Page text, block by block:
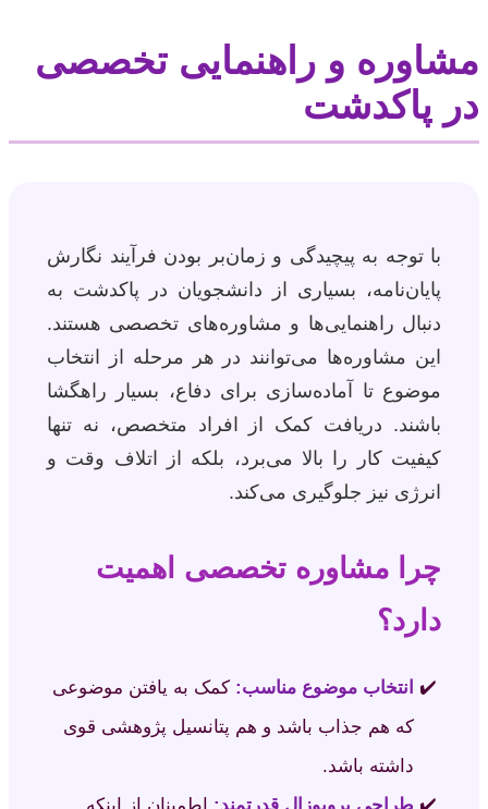
مشاوره و راهنمایی تخصصی
در پاکدشت
با توجه به پیچیدگی و زمان‌بر بودن فرآیند نگارش
پایان‌نامه، بسیاری از دانشجویان در پاکدشت به
دنبال راهنمایی‌ها و مشاوره‌های تخصصی هستند.
این مشاوره‌ها می‌توانند در هر مرحله از انتخاب
موضوع تا آماده‌سازی برای دفاع، بسیار راهگشا
باشند. دریافت کمک از افراد متخصص، نه تنها
کیفیت کار را بالا می‌برد، بلکه از اتلاف وقت و
انرژی نیز جلوگیری می‌کند.
چرا مشاوره تخصصی اهمیت
دارد؟
انتخاب موضوع مناسب: کمک به یافتن موضوعی
که هم جذاب باشد و هم پتانسیل پژوهشی قوی
داشته باشد.